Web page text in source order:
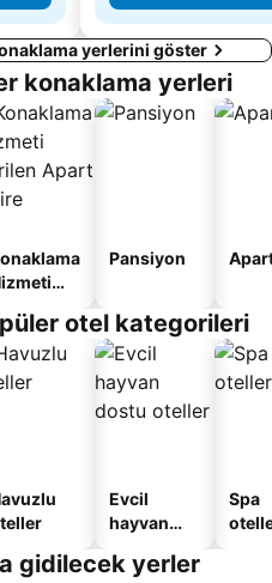
yerlerini göster
konaklama yerleri
Pansiyon
otel kategorileri
Evcil
hayvan
oteller
Spa
gidilecek yerler